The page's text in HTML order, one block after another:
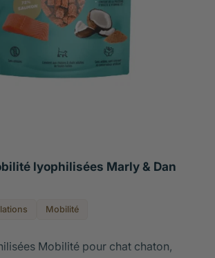
lyophilisées Marly & Dan
Mobilité
Mobilité pour chat chaton,